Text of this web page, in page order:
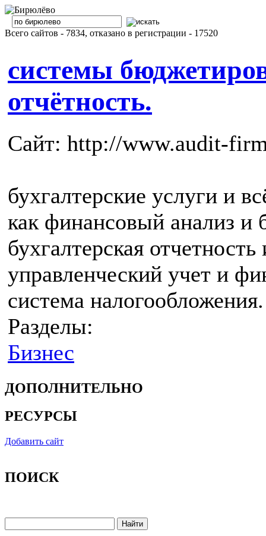
Всего сайтов - 7834, отказано в регистрации - 17520
системы
отчётность.
Сайт: http://www.audit-
бухгалтерские услуги и
как финансовый анализ и
бухгалтерская
управленческий учет и
система налогообложения.
Разделы:
Бизнес
ДОПОЛНИТЕЛЬНО
РЕСУРСЫ
Добавить сайт
ПОИСК